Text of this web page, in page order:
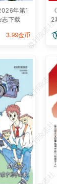
年第1
志下载
3.99金币
2
微刊杂志社
微刊杂志社
微刊杂志社